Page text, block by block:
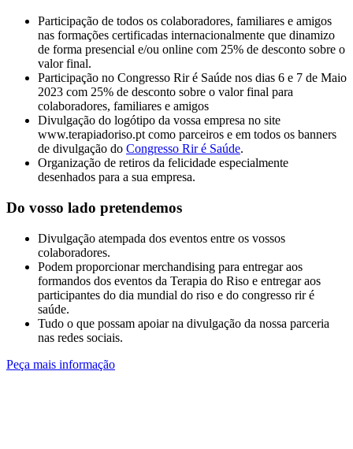
Participação de todos os colaboradores, familiares e amigos
nas formações certificadas internacionalmente que dinamizo
de forma presencial e/ou online com 25% de desconto sobre o
valor final.
Participação no Congresso Rir é Saúde nos dias 6 e 7 de Maio
2023 com 25% de desconto sobre o valor final para
colaboradores, familiares e amigos
Divulgação do logótipo da vossa empresa no site
www.terapiadoriso.pt como parceiros e em todos os banners
de divulgação do Congresso Rir é Saúde.
Organização de retiros da felicidade especialmente
desenhados para a sua empresa.
Do vosso lado pretendemos
Divulgação atempada dos eventos entre os vossos
colaboradores.
Podem proporcionar merchandising para entregar aos
formandos dos eventos da Terapia do Riso e entregar aos
participantes do dia mundial do riso e do congresso rir é
saúde.
Tudo o que possam apoiar na divulgação da nossa parceria
nas redes sociais.
Peça mais informação